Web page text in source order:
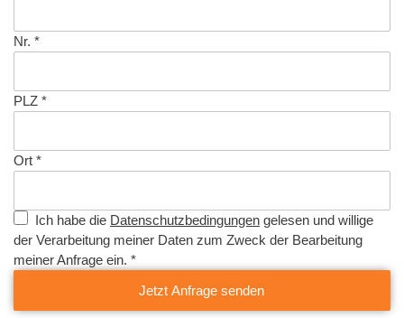
Nr. *
PLZ *
Ort *
Ich habe die Datenschutzbedingungen gelesen und willige
der Verarbeitung meiner Daten zum Zweck der Bearbeitung
meiner Anfrage ein. *
Jetzt Anfrage senden